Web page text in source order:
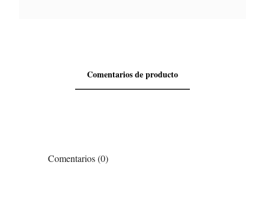
Comentarios de producto
Comentarios (0)